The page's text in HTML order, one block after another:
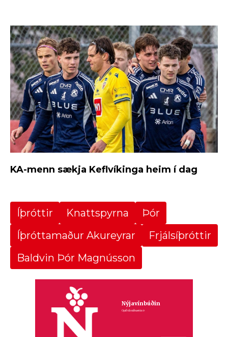
KA-menn sækja Keflvíkinga heim í dag
Íþróttir Knattspyrna
Þór
Íþróttamaður Akureyrar
Frjálsíþróttir
Baldvin Þór Magnússon